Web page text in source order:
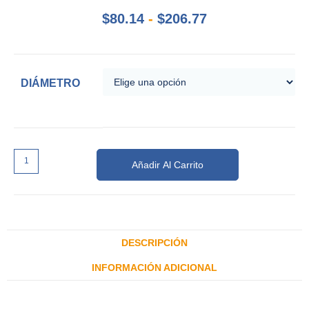
$80.14 - $206.77
DIÁMETRO
Añadir Al Carrito
DESCRIPCIÓN
INFORMACIÓN ADICIONAL